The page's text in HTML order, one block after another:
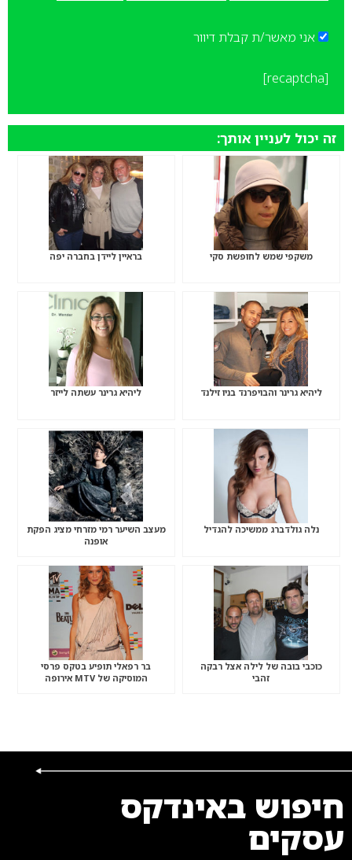
אני מאשר/ת קבלת דיוור
[recaptcha]
זה יכול לעניין אותך:
משקפי שמש לחופשת סקי בראיין ליידן בחברה יפה
ליהיא גרינר והבויפרנד בניו זילנד ליהיא גרינר עשתה לייזר
נלה גולדברג ממשיכה להגדיל
מעצב השיער רמי מזרחי מציג הפקת
אופנה
כוכבי בובה של לילה אצל רבקה
זהבי
בר רפאלי תופיע בטקס פרסי
המוסיקה של MTV אירופה
חיפוש באינדקס
עסקים